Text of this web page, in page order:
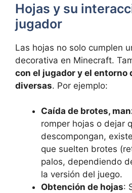
Hojas y su
jugador
Las hojas no solo cumplen
decorativa en Minecraft.
con el jugador y el entorno
diversas. Por ejemplo:
Caída de brotes,
romper hojas o dejar
descompongan,
que suelten brotes
palos, dependiendo
la versión del juego.
Obtención de hojas: